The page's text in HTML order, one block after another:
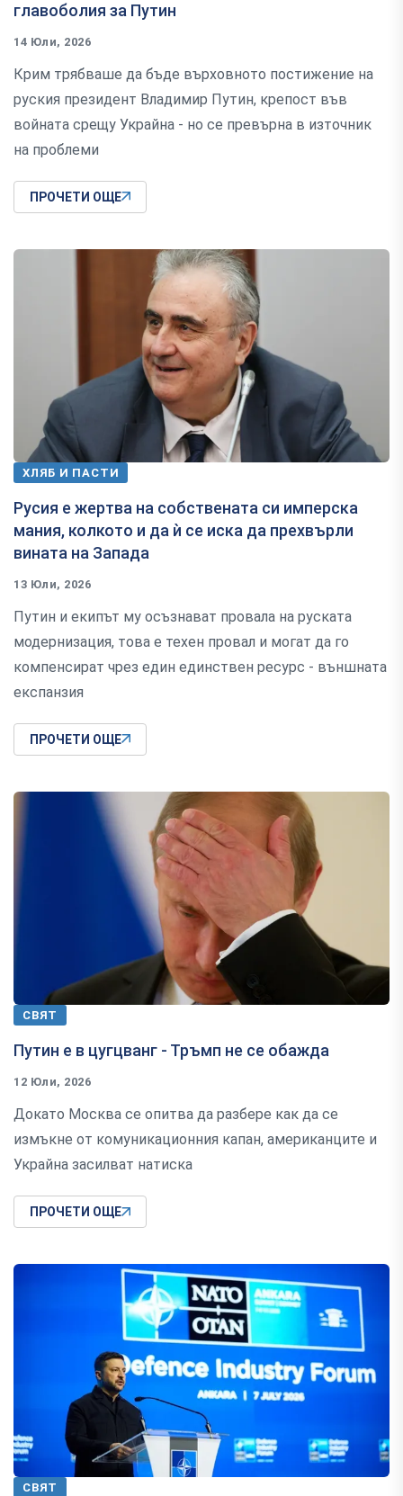
главоболия за Путин
14 Юли, 2026
Крим трябваше да бъде върховното постижение на
руския президент Владимир Путин, крепост във
войната срещу Украйна - но се превърна в източник
на проблеми
ПРОЧЕТИ ОЩЕ
ХЛЯБ И ПАСТИ
Русия е жертва на собствената си имперска
мания, колкото и да ѝ се иска да прехвърли
вината на Запада
13 Юли, 2026
Путин и екипът му осъзнават провала на руската
модернизация, това е техен провал и могат да го
компенсират чрез един единствен ресурс - външната
експанзия
ПРОЧЕТИ ОЩЕ
СВЯТ
Путин е в цугцванг - Тръмп не се обажда
12 Юли, 2026
Докато Москва се опитва да разбере как да се
измъкне от комуникационния капан, американците и
Украйна засилват натиска
ПРОЧЕТИ ОЩЕ
СВЯТ